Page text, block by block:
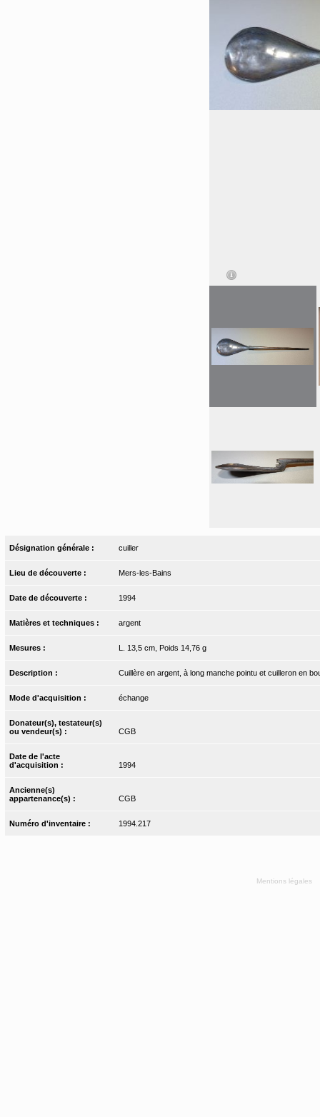
Désignation générale : cuiller
Lieu de découverte : Mers-les-Bains
Date de découverte : 1994
Matières et techniques : argent
Mesures : L. 13,5 cm, Poids 14,76 g
Description : Cuillère en argent, à long manche pointu et cuilleron en
Mode d'acquisition : échange
Donateur(s), testateur(s)
ou vendeur(s) :
CGB
Date de l'acte
d'acquisition :
1994
Ancienne(s)
appartenance(s) :
CGB
Numéro d'inventaire : 1994.217
Mentions légales